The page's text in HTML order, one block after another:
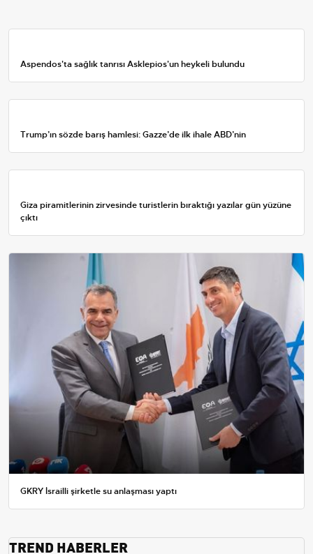
Aspendos'ta sağlık tanrısı Asklepios'un heykeli bulundu
Trump’ın sözde barış hamlesi: Gazze’de ilk ihale ABD’nin
Giza piramitlerinin zirvesinde turistlerin bıraktığı yazılar gün yüzüne
çıktı
GKRY İsrailli şirketle su anlaşması yaptı
TREND HABERLER